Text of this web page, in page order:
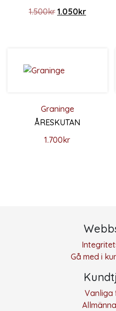
1.500kr Det
1.050krDet
Graninge
ÅRESKUTAN
1.700kr
Den här produkten har
Gå med i
Vanliga